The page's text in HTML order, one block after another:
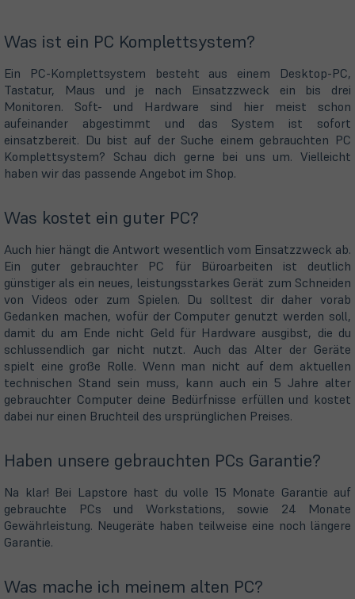
Was ist ein PC Komplettsystem?
Ein PC-Komplettsystem besteht aus einem Desktop-PC,
Tastatur, Maus und je nach Einsatzzweck ein bis drei
Monitoren. Soft- und Hardware sind hier meist schon
aufeinander abgestimmt und das System ist sofort
einsatzbereit. Du bist auf der Suche einem gebrauchten PC
Komplettsystem? Schau dich gerne bei uns um. Vielleicht
haben wir das passende Angebot im Shop.
Was kostet ein guter PC?
Auch hier hängt die Antwort wesentlich vom Einsatzzweck ab.
Ein guter gebrauchter PC für Büroarbeiten ist deutlich
günstiger als ein neues, leistungsstarkes Gerät zum Schneiden
von Videos oder zum Spielen. Du solltest dir daher vorab
Gedanken machen, wofür der Computer genutzt werden soll,
damit du am Ende nicht Geld für Hardware ausgibst, die du
schlussendlich gar nicht nutzt. Auch das Alter der Geräte
spielt eine große Rolle. Wenn man nicht auf dem aktuellen
technischen Stand sein muss, kann auch ein 5 Jahre alter
gebrauchter Computer deine Bedürfnisse erfüllen und kostet
dabei nur einen Bruchteil des ursprünglichen Preises.
Haben unsere gebrauchten PCs Garantie?
Na klar! Bei Lapstore hast du volle 15 Monate Garantie auf
gebrauchte PCs und Workstations, sowie 24 Monate
Gewährleistung. Neugeräte haben teilweise eine noch längere
Garantie.
Was mache ich meinem alten PC?